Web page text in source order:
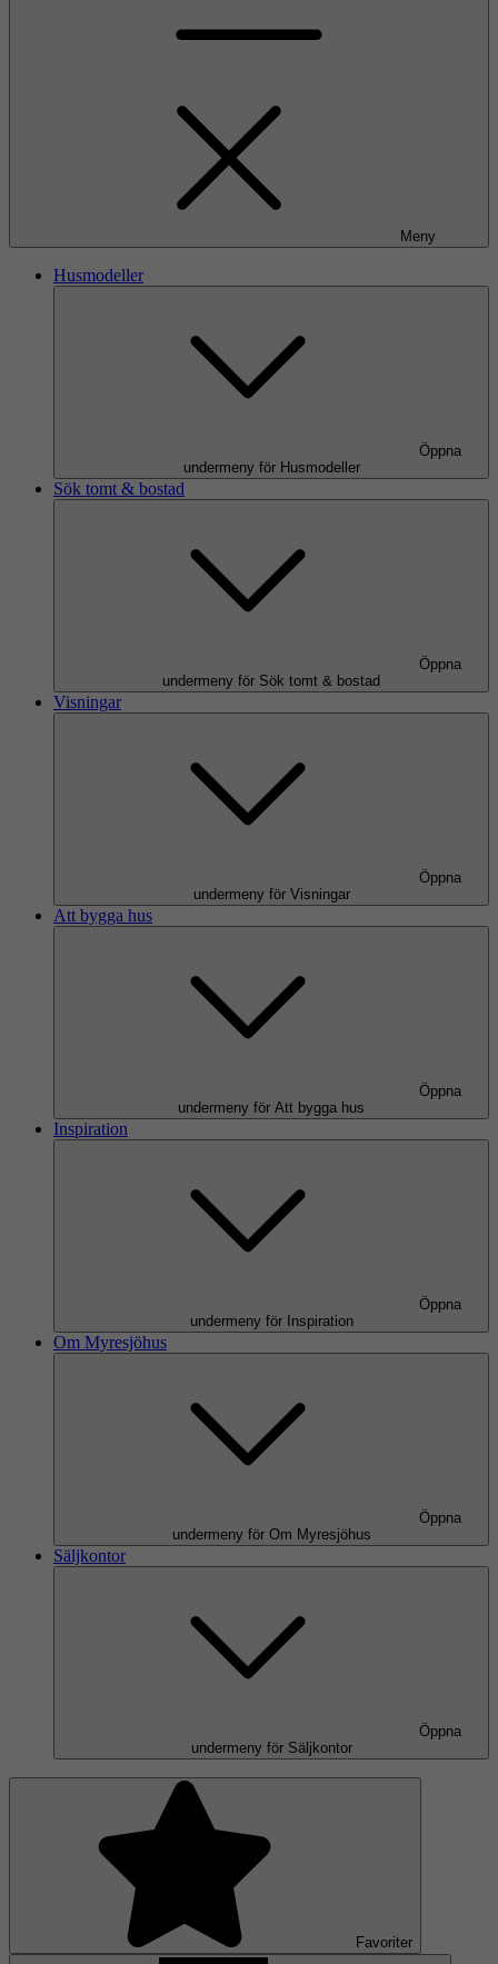
Meny
Husmodeller
Öppna
undermeny för Husmodeller
Sök tomt & bostad
Öppna
undermeny för Sök tomt & bostad
Visningar
Öppna
undermeny för Visningar
Att bygga hus
Öppna
undermeny för Att bygga hus
Inspiration
Öppna
undermeny för Inspiration
Om Myresjöhus
Öppna
undermeny för Om Myresjöhus
Säljkontor
Öppna
undermeny för Säljkontor
Favoriter